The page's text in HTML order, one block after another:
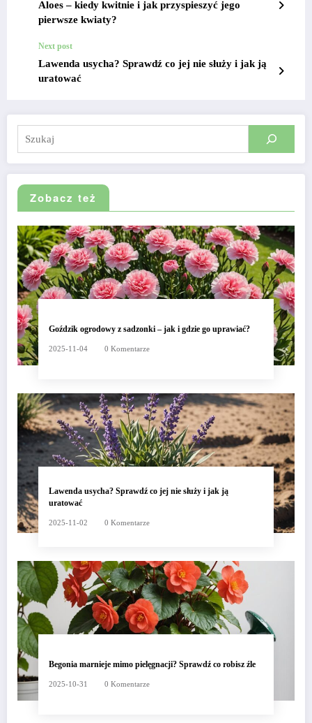
Aloes – kiedy kwitnie i jak przyspieszyć jego
pierwsze kwiaty?
Next post
Lawenda usycha? Sprawdź co jej nie służy i jak ją
uratować
Szukaj
Zobacz też
Goździk ogrodowy z sadzonki – jak i gdzie go uprawiać?
2025-11-04 0 Komentarze
Lawenda usycha? Sprawdź co jej nie służy i jak ją
uratować
2025-11-02 0 Komentarze
Begonia marnieje mimo pielęgnacji? Sprawdź co robisz źle
2025-10-31 0 Komentarze